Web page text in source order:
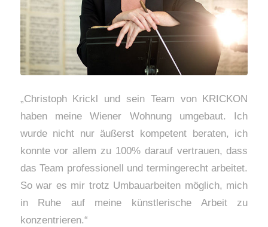
„Christoph Krickl und sein Team von KRICKON
haben meine Wiener Wohnung umgebaut. Ich
wurde nicht nur äußerst kompetent beraten, ich
konnte vor allem zu 100% darauf vertrauen, dass
das Team professionell und termingerecht arbeitet.
So war es mir trotz Umbauarbeiten möglich, mich
in Ruhe auf meine künstlerische Arbeit zu
konzentrieren.“